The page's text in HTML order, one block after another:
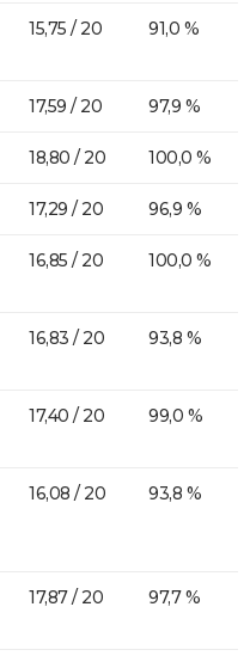
15,75 / 20 91,0 %
17,59 / 20 97,9 %
18,80 / 20 100,0 %
17,29 / 20 96,9 %
16,85 / 20 100,0 %
16,83 / 20 93,8 %
17,40 / 20 99,0 %
16,08 / 20 93,8 %
17,87 / 20 97,7 %